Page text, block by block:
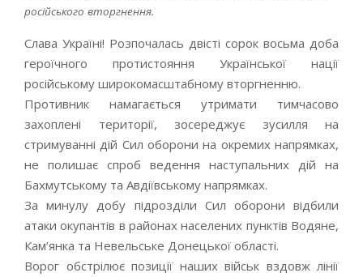
російського вторгнення.
Слава Україні! Розпочалась двісті сорок восьма доба
героїчного протистояння Української нації
російському широкомасштабному вторгненню.
Противник намагається утримати тимчасово
захоплені території, зосереджує зусилля на
стримуванні дій Сил оборони на окремих напрямках,
не полишає спроб ведення наступальних дій на
Бахмутському та Авдіївському напрямках.
За минулу добу підрозділи Сил оборони відбили
атаки окупантів в районах населених пунктів Водяне,
Кам’янка та Невельське Донецької області.
Ворог обстрілює позиції наших військ вздовж лінії